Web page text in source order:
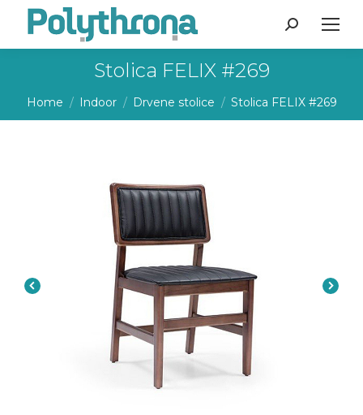
Search:
Stolica FELIX #269
You are here:
Home Indoor Drvene stolice Stolica FELIX #269